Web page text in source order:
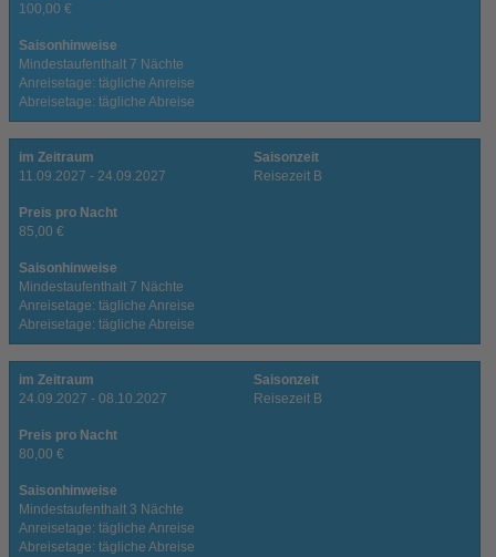
100,00 €
Saisonhinweise
Mindestaufenthalt 7 Nächte
Anreisetage: tägliche Anreise
Abreisetage: tägliche Abreise
im Zeitraum
11.09.2027 - 24.09.2027
Saisonzeit
Reisezeit B
Preis pro Nacht
85,00 €
Saisonhinweise
Mindestaufenthalt 7 Nächte
Anreisetage: tägliche Anreise
Abreisetage: tägliche Abreise
im Zeitraum
24.09.2027 - 08.10.2027
Saisonzeit
Reisezeit B
Preis pro Nacht
80,00 €
Saisonhinweise
Mindestaufenthalt 3 Nächte
Anreisetage: tägliche Anreise
Abreisetage: tägliche Abreise